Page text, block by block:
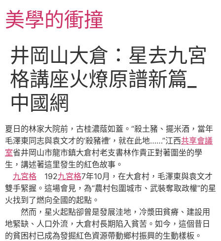
至
主美學的衝撞
井岡山大倉：星去九宮
格講座火燎原譜新篇_
中國網
夏日的林家大院前，古桂濃蔭如蓋。“殺土豬、擺米酒，當年
毛澤東同志與袁文才的‘殺豬禮’，就在此地……”江西共享會議
室省井岡山市龍市鎮大倉村老支書林作貴正對著圍坐的學
生，講述著這里發生的紅色故事。
九宮格 192九宮格7年10月，在大倉村，毛澤東與袁文才
雙手緊握。這場會見，為“農村包圍城市、武裝奪取政權”的星
火找到了燃向全國的起點。
然而，星火起點卻曾是發展洼地，冷漿田貧瘠、建設用
地緊缺、人口外流，大倉村長期陷入貧苦。如今，這個昔日
的貧困村已成為發掘紅色資源帶動鄉村振興的生動樣板。